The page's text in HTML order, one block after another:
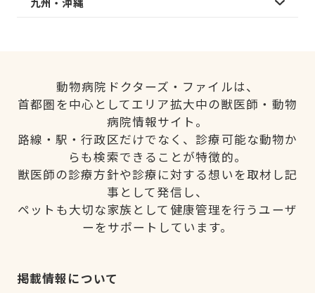
動物病院ドクターズ・ファイルは、
首都圏を中心としてエリア拡大中の獣医師・動物
病院情報サイト。
路線・駅・行政区だけでなく、診療可能な動物か
らも検索できることが特徴的。
獣医師の診療方針や診療に対する想いを取材し記
事として発信し、
ペットも大切な家族として健康管理を行うユーザ
ーをサポートしています。
掲載情報について